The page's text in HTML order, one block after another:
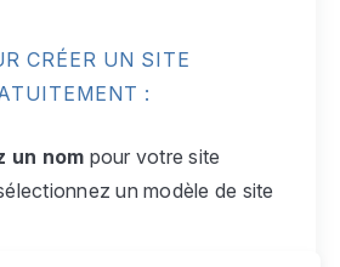
CRÉER UN SITE
:
un nom pour votre site
un modèle de site